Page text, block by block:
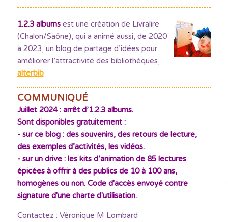
1.2.3 albumsest une création de Livralire
(Chalon/Saône), qui a animé aussi, de 2020
à 2023, un blog de partage d’idées pour
améliorer l’attractivité des bibliothèques,
alterbib
COMMUNIQUÉ
Juillet 2024 : arrêt d’1.2.3 albums.
Sont disponibles gratuitement :
- sur ce blog : des souvenirs, des retours de lecture,
des exemples d’activités, les vidéos.
- sur un drive : les kits d’animation de 85 lectures
épicées à offrir à des publics de 10 à 100 ans,
homogènes ou non. Code d'accès envoyé contre
signature d'une charte d'utilisation.
Contactez : Véronique M Lombard